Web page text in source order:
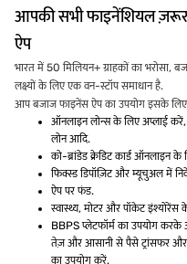
आपकी सभी फाइनेंशियल
ऐप
भारत में 50 मिलियन+ ग्राहकों का
लक्ष्यों के लिए एक वन-स्टॉप समाधान है.
आप बजाज फाइनेंस ऐप का उपयोग इसके
ऑनलाइन लोन्स के लिए अप्लाई
लोन आदि.
को-ब्रांडेड क्रेडिट कार्ड
फिक्स्ड डिपॉज़िट और म्यूचुअल में
ऐप पर फंड.
स्वास्थ्य, मोटर और पॉकेट इंश्योरेंस
BBPS प्लेटफॉर्म का उपयोग
तेज़ और आसानी से पैसे ट्रांसफर
का उपयोग करें.